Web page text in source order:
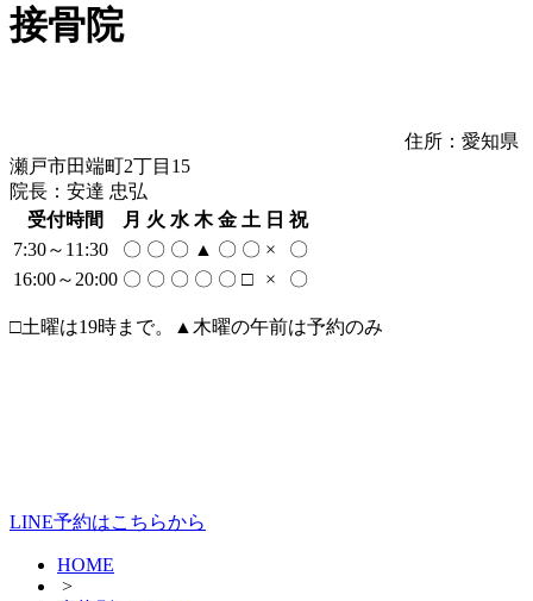
接骨院
住所：愛知県
瀬戸市田端町2丁目15
院長：安達 忠弘
受付時間
月 火 水 木 金 土 日 祝
7:30～11:30
〇 〇 〇 ▲ 〇 〇 ×
〇
16:00～20:00 〇 〇 〇 〇 〇 □ × 〇
□土曜は19時まで。▲木曜の午前は予約のみ
LINE予約はこちらから
HOME
>